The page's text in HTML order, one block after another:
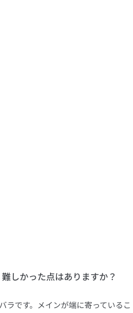
しかった点はありますか？
ラです。メインが端に寄っているこ